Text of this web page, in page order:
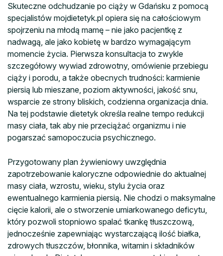
Skuteczne odchudzanie po ciąży w Gdańsku z pomocą
specjalistów mojdietetyk.pl opiera się na całościowym
spojrzeniu na młodą mamę – nie jako pacjentkę z
nadwagą, ale jako kobietę w bardzo wymagającym
momencie życia. Pierwsza konsultacja to zwykle
szczegółowy wywiad zdrowotny, omówienie przebiegu
ciąży i porodu, a także obecnych trudności: karmienie
piersią lub mieszane, poziom aktywności, jakość snu,
wsparcie ze strony bliskich, codzienna organizacja dnia.
Na tej podstawie dietetyk określa realne tempo redukcji
masy ciała, tak aby nie przeciążać organizmu i nie
pogarszać samopoczucia psychicznego.
Przygotowany plan żywieniowy uwzględnia
zapotrzebowanie kaloryczne odpowiednie do aktualnej
masy ciała, wzrostu, wieku, stylu życia oraz
ewentualnego karmienia piersią. Nie chodzi o maksymalne
cięcie kalorii, ale o stworzenie umiarkowanego deficytu,
który pozwoli stopniowo spalać tkankę tłuszczową,
jednocześnie zapewniając wystarczającą ilość białka,
zdrowych tłuszczów, błonnika, witamin i składników